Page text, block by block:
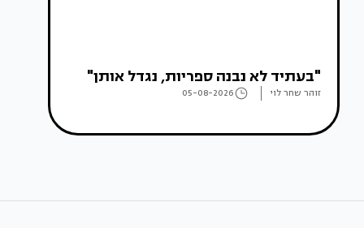
"בעתיד לא נבנה ספריות, נגדל אותן"
זוהר שחר לוי 05-08-2026